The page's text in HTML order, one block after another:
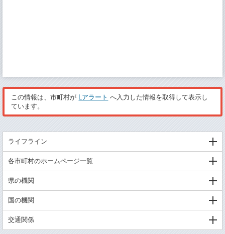
この情報は、市町村が Lアラート へ入力した情報を取得して表示し
ています。
ライフライン
各市町村のホームページ一覧
県の機関
国の機関
交通関係